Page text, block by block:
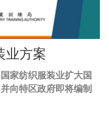
业方案
家纺织服装业扩大国
向特区政府即将编制